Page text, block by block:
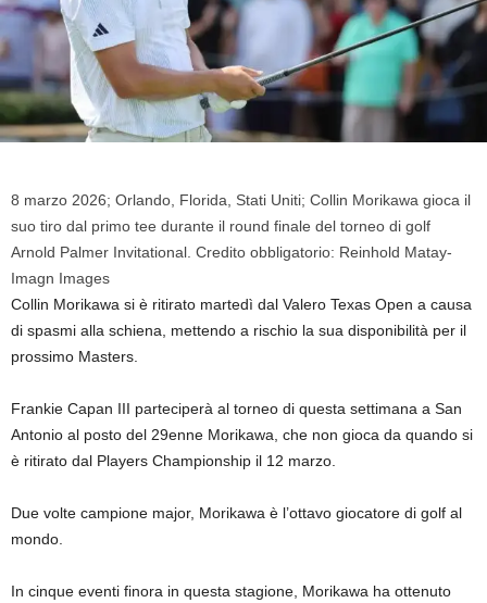
8 marzo 2026; Orlando, Florida, Stati Uniti; Collin Morikawa gioca il
suo tiro dal primo tee durante il round finale del torneo di golf
Arnold Palmer Invitational. Credito obbligatorio: Reinhold Matay-
Imagn Images
Collin Morikawa si è ritirato martedì dal Valero Texas Open a causa
di spasmi alla schiena, mettendo a rischio la sua disponibilità per il
prossimo Masters.
Frankie Capan III parteciperà al torneo di questa settimana a San
Antonio al posto del 29enne Morikawa, che non gioca da quando si
è ritirato dal Players Championship il 12 marzo.
Due volte campione major, Morikawa è l’ottavo giocatore di golf al
mondo.
In cinque eventi finora in questa stagione, Morikawa ha ottenuto